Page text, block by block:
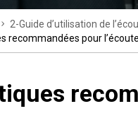
2-Guide d’utilisation de
recommandées pour